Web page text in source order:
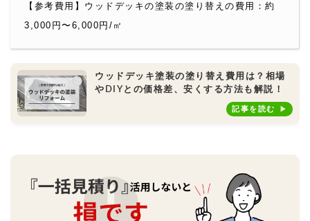
【参考費用】ウッドデッキの塗装の塗り替えの費用：約
3,000円〜6,000円/㎡
ウッドデッキ塗装の塗り替え費用は？相場
やDIYとの価格差、安くする方法も解説！
記事を読む